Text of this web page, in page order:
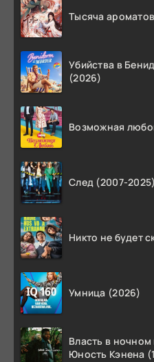
Тысяча
Убийства в
(2026)
Возможная
След (2007-2025)
Никто не будет
Умница (2026)
Власть в ночном
Юность Кэнена